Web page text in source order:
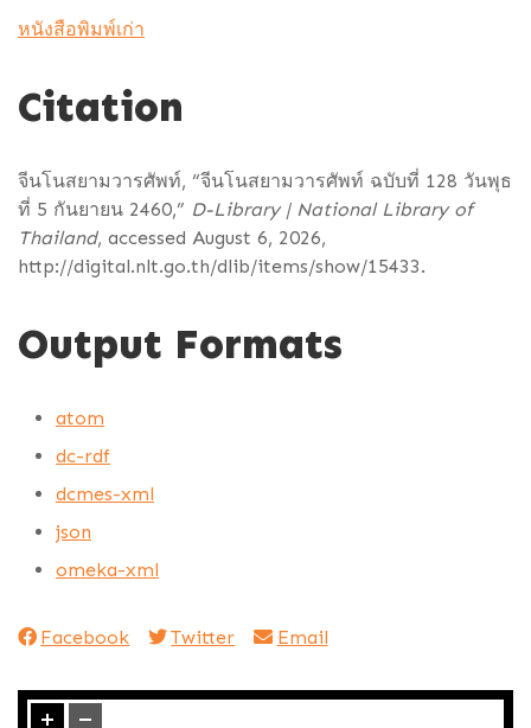
หนังสือพิมพ์เก่า
Citation
จีนโนสยามวารศัพท์, “จีนโนสยามวารศัพท์ ฉบับที่ 128 วันพุธ
ที่ 5 กันยายน 2460,” D-Library | National Library of
Thailand, accessed August 6, 2026,
http://digital.nlt.go.th/dlib/items/show/15433.
Output Formats
atom
dc-rdf
dcmes-xml
json
omeka-xml
Facebook Twitter Email